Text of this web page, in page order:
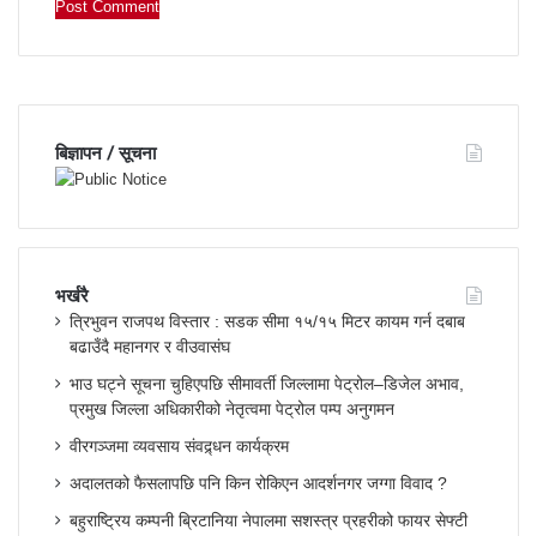
बिज्ञापन / सूचना
भर्खरै
त्रिभुवन राजपथ विस्तार : सडक सीमा १५/१५ मिटर कायम गर्न दबाब
बढाउँदै महानगर र वीउवासंघ
भाउ घट्ने सूचना चुहिएपछि सीमावर्ती जिल्लामा पेट्रोल–डिजेल अभाव,
प्रमुख जिल्ला अधिकारीको नेतृत्वमा पेट्रोल पम्प अनुगमन
वीरगञ्जमा व्यवसाय संवद्र्धन कार्यक्रम
अदालतको फैसलापछि पनि किन रोकिएन आदर्शनगर जग्गा विवाद ?
बहुराष्ट्रिय कम्पनी ब्रिटानिया नेपालमा सशस्त्र प्रहरीको फायर सेफ्टी